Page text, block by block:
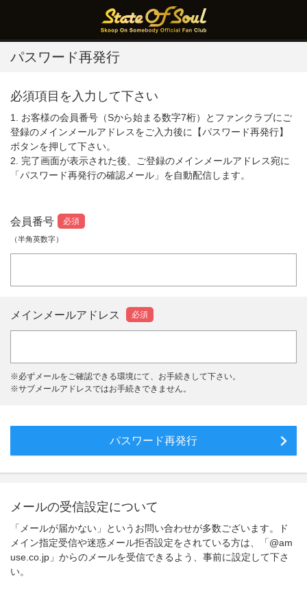
パスワード再発行
必須項目を入力して下さい
1. お客様の会員番号（Sから始まる数字7桁）とファンクラブにご
登録のメインメールアドレスをご入力後に【パスワード再発行】
ボタンを押して下さい。
2. 完了画面が表示された後、ご登録のメインメールアドレス宛に
「パスワード再発行の確認メール」を自動配信します。
会員番号 必須
（半角英数字）
メインメールアドレス 必須
※必ずメールをご確認できる環境にて、お手続きして下さい。
※サブメールアドレスではお手続きできません。
メールの受信設定について
「メールが届かない」というお問い合わせが多数ございます。ド
メイン指定受信や迷惑メール拒否設定をされている方は、「@am
use.co.jp」からのメールを受信できるよう、事前に設定して下さ
い。